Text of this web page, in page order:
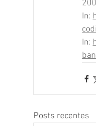
In:
In:
Posts recentes